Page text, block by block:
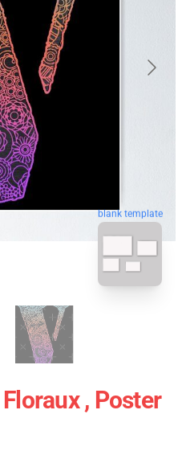
blank template
, Poster